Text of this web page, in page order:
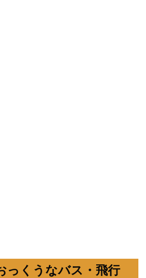
っくうなバス・飛行